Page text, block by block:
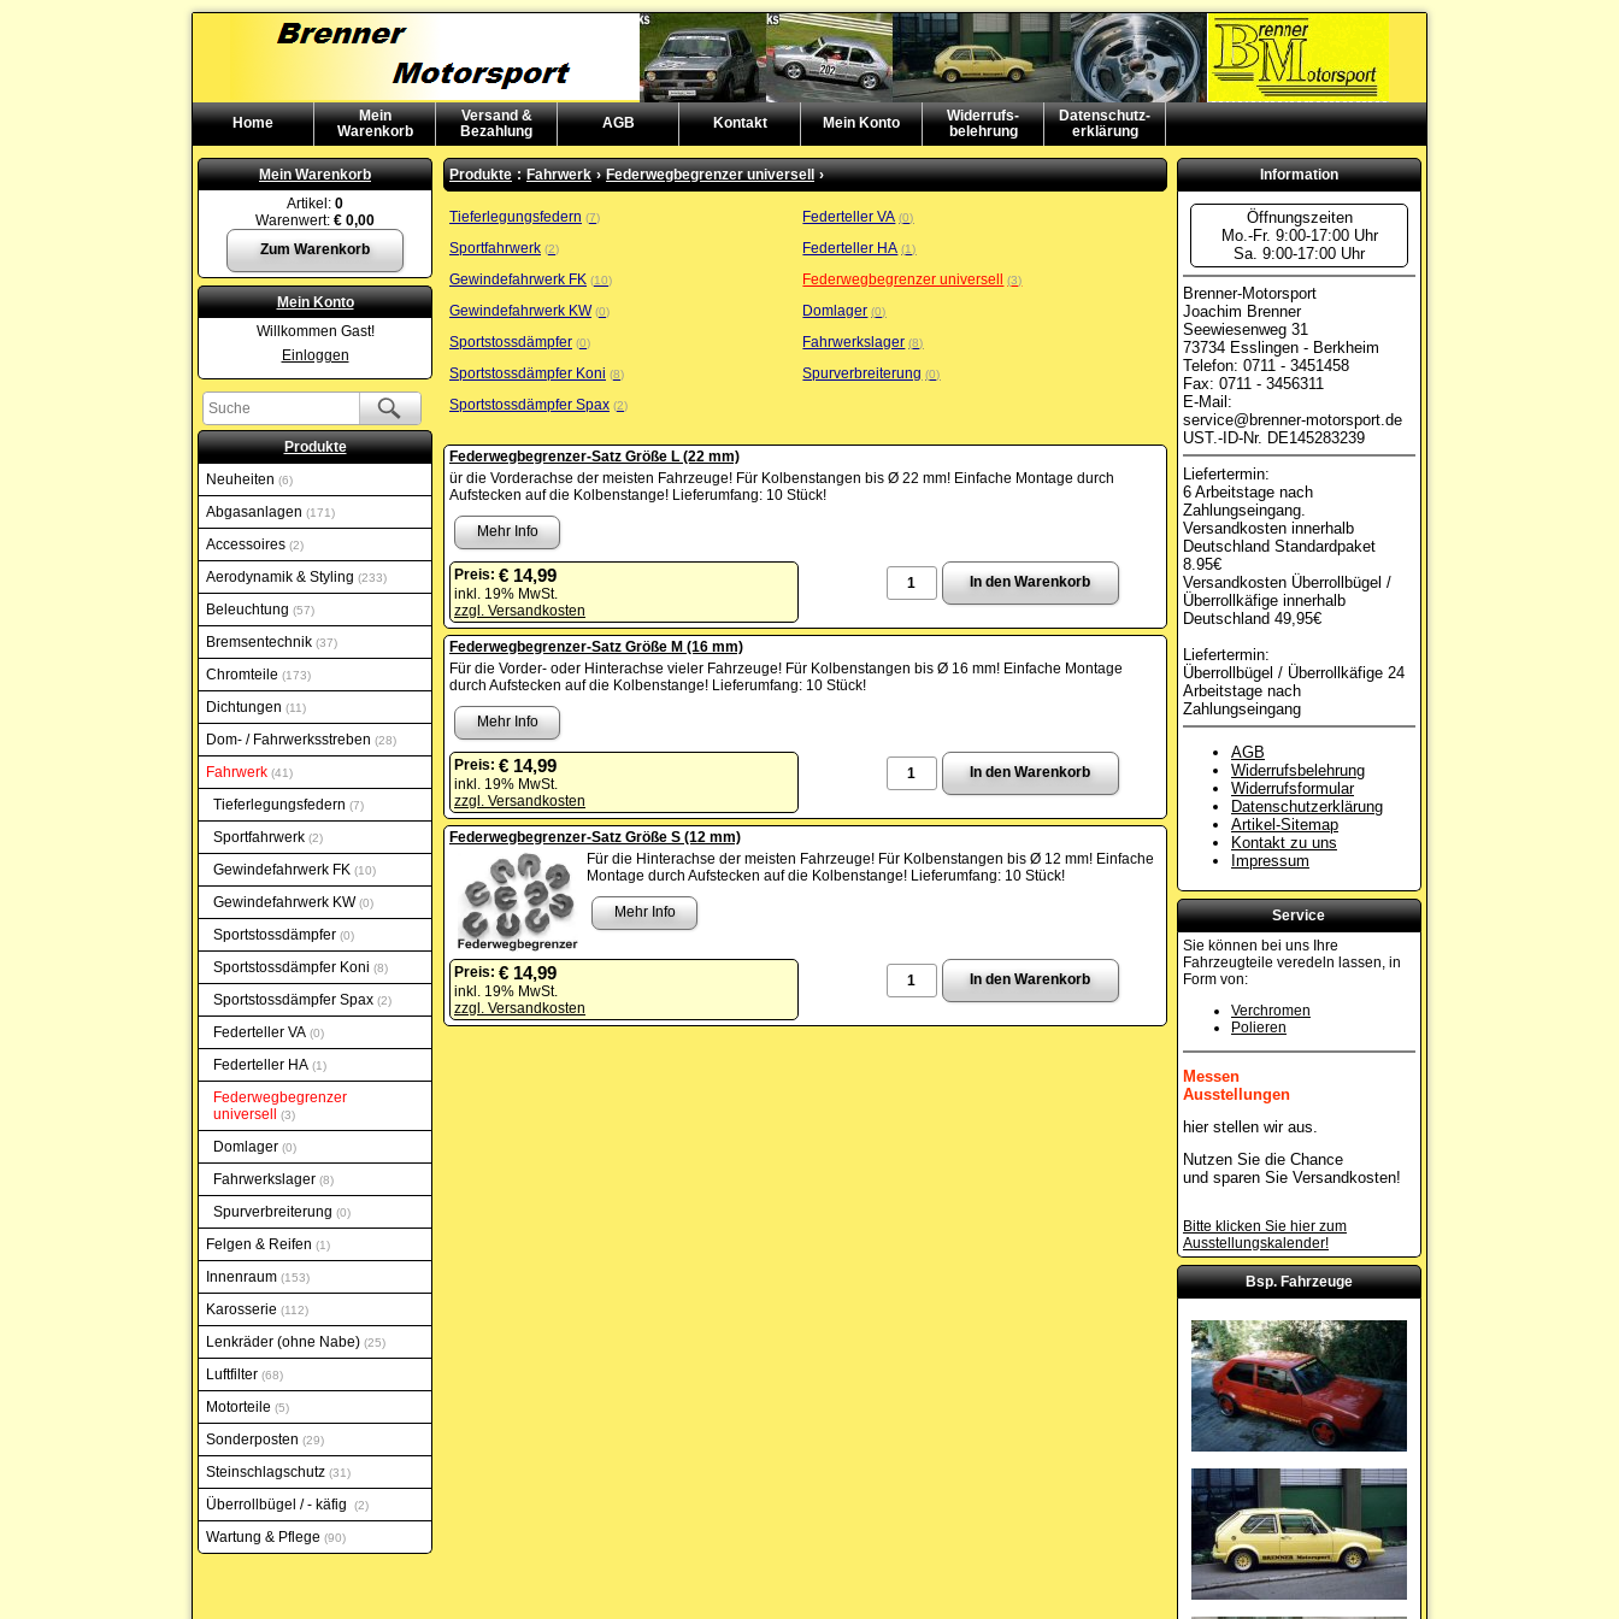
Home
Mein
Warenkorb
Versand &
Bezahlung
AGB Kontakt Mein Konto
Widerrufs-
belehrung
Datenschutz-
erklärung
Mein Warenkorb
Artikel: 0
Warenwert: € 0,00
Zum Warenkorb
Mein Konto
Willkommen Gast!
Einloggen
Produkte
Neuheiten
6
Abgasanlagen 171
Accessoires 2
Aerodynamik & Styling 233
Beleuchtung 57
Bremsentechnik 37
Chromteile 173
Dichtungen 11
Dom- / Fahrwerksstreben 28
Fahrwerk 41
Tieferlegungsfedern 7
Sportfahrwerk 2
Gewindefahrwerk FK 10
Gewindefahrwerk KW 0
Sportstossdämpfer 0
Sportstossdämpfer Koni 8
Sportstossdämpfer Spax 2
Federteller VA 0
Federteller HA 1
Federwegbegrenzer
universell
3
Domlager 0
Fahrwerkslager 8
Spurverbreiterung 0
Felgen & Reifen 1
Innenraum 153
Karosserie 112
Lenkräder (ohne Nabe) 25
Luftfilter 68
Motorteile 5
Sonderposten 29
Steinschlagschutz 31
Überrollbügel / - käfig 2
Wartung & Pflege 90
Produkte : Fahrwerk › Federwegbegrenzer universell ›
Tieferlegungsfedern 7
Sportfahrwerk 2
Gewindefahrwerk FK 10
Gewindefahrwerk KW 0
Sportstossdämpfer 0
Sportstossdämpfer Koni 8
Sportstossdämpfer Spax 2
Federteller VA 0
Federteller HA 1
Federwegbegrenzer universell 3
Domlager 0
Fahrwerkslager 8
Spurverbreiterung 0
Federwegbegrenzer-Satz Größe L (22 mm)
ür die Vorderachse der meisten Fahrzeuge! Für Kolbenstangen bis Ø 22 mm! Einfache Montage durch
Aufstecken auf die Kolbenstange! Lieferumfang: 10 Stück!
Mehr Info
Preis: € 14,99
inkl. 19% MwSt.
zzgl. Versandkosten
Federwegbegrenzer-Satz Größe M (16 mm)
Für die Vorder- oder Hinterachse vieler Fahrzeuge! Für Kolbenstangen bis Ø 16 mm! Einfache Montage
durch Aufstecken auf die Kolbenstange! Lieferumfang: 10 Stück!
Mehr Info
Preis: € 14,99
inkl. 19% MwSt.
zzgl. Versandkosten
Federwegbegrenzer-Satz Größe S (12 mm)
Für die Hinterachse der meisten Fahrzeuge! Für Kolbenstangen bis Ø 12 mm! Einfache
Montage durch Aufstecken auf die Kolbenstange! Lieferumfang: 10 Stück!
Mehr Info
Preis: € 14,99
inkl. 19% MwSt.
zzgl. Versandkosten
Information
Öffnungszeiten
Mo.-Fr. 9:00-17:00 Uhr
Sa. 9:00-17:00 Uhr
Brenner-Motorsport
Joachim Brenner
Seewiesenweg 31
73734 Esslingen - Berkheim
Telefon: 0711 - 3451458
Fax: 0711 - 3456311
E-Mail:
service@brenner-motorsport.de
UST.-ID-Nr. DE145283239
Liefertermin:
6 Arbeitstage nach
Zahlungseingang.
Versandkosten innerhalb
Deutschland Standardpaket
8.95€
Versandkosten Überrollbügel /
Überrollkäfige innerhalb
Deutschland 49,95€
Liefertermin:
Überrollbügel / Überrollkäfige 24
Arbeitstage nach
Zahlungseingang
AGB
Widerrufsbelehrung
Widerrufsformular
Datenschutzerklärung
Artikel-Sitemap
Kontakt zu uns
Impressum
Service
Sie können bei uns Ihre
Fahrzeugteile veredeln lassen, in
Form von:
Verchromen
Polieren
Messen
Ausstellungen
hier stellen wir aus.
Nutzen Sie die Chance
und sparen Sie Versandkosten!
Bitte klicken Sie hier zum
Ausstellungskalender!
Bsp. Fahrzeuge